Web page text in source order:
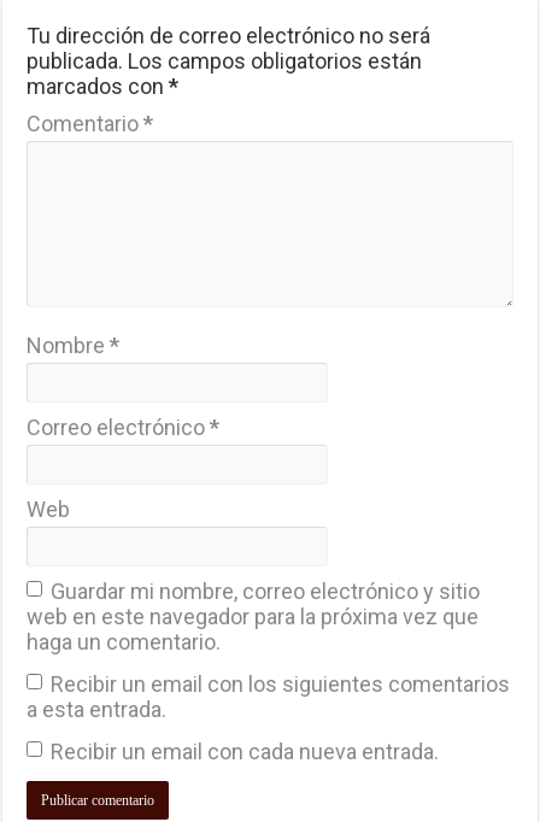
Tu dirección de correo electrónico no será
publicada. Los campos obligatorios están
marcados con*
Comentario*
Nombre*
Correo electrónico*
Web
Guardar mi nombre, correo electrónico y sitio
web en este navegador para la próxima vez que
haga un comentario.
Recibir un email con los siguientes comentarios
a esta entrada.
Recibir un email con cada nueva entrada.